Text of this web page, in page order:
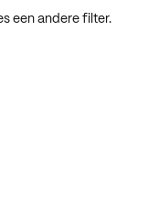
een andere filter.